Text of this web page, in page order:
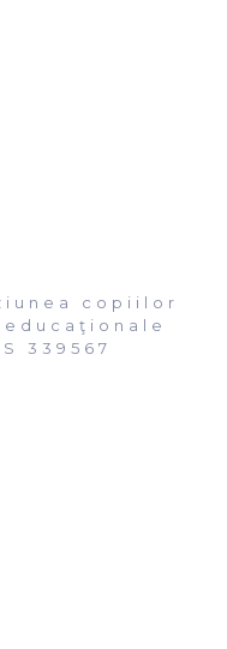
copiilor
339567